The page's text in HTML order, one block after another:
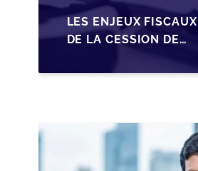
LES ENJEUX FISCAUX
DE LA CESSION DE
LES DIRIGEANTS DE